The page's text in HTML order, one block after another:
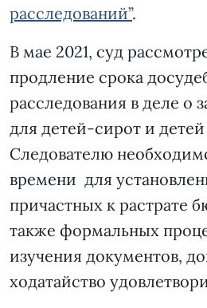
расследований”.
В мае 2021, суд
продление срока
расследования в деле о
для детей-сирот и детей
Следователю
времени для
причастных к растрате
также формальных
изучения документов,
ходатайство